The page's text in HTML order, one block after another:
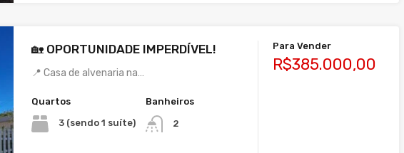
🏡 OPORTUNIDADE IMPERDÍVEL!
📍 Casa de alvenaria na…
Quartos
3 (sendo 1 suíte)
Banheiros
2
Para Vender
R$385.000,00